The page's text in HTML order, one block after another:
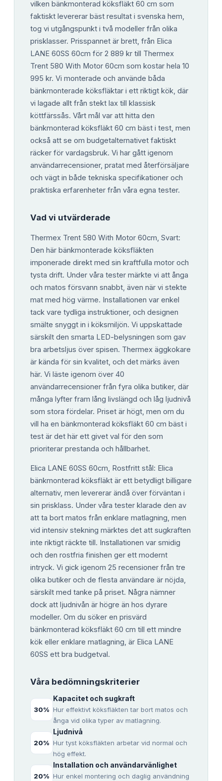
vilken bänkmonterad köksfläkt 60 cm som
faktiskt levererar bäst resultat i svenska hem,
tog vi utgångspunkt i två modeller från olika
prisklasser. Prisspannet är brett, från Elica
LANE 60SS 60cm för 2 889 kr till Thermex
Trent 580 With Motor 60cm som kostar hela 10
995 kr. Vi monterade och använde båda
bänkmonterade köksfläktar i ett riktigt kök, där
vi lagade allt från stekt lax till klassisk
köttfärssås. Vårt mål var att hitta den
bänkmonterad köksfläkt 60 cm bäst i test, men
också att se om budgetalternativet faktiskt
räcker för vardagsbruk. Vi har gått igenom
användarrecensioner, pratat med återförsäljare
och vägt in både tekniska specifikationer och
praktiska erfarenheter från våra egna tester.
Vad vi utvärderade
Thermex Trent 580 With Motor 60cm, Svart:
Den här bänkmonterade köksfläkten
imponerade direkt med sin kraftfulla motor och
tysta drift. Under våra tester märkte vi att ånga
och matos försvann snabbt, även när vi stekte
mat med hög värme. Installationen var enkel
tack vare tydliga instruktioner, och designen
smälte snyggt in i köksmiljön. Vi uppskattade
särskilt den smarta LED-belysningen som gav
bra arbetsljus över spisen. Thermex äggkokare
är kända för sin kvalitet, och det märks även
här. Vi läste igenom över 40
användarrecensioner från fyra olika butiker, där
många lyfter fram lång livslängd och låg ljudnivå
som stora fördelar. Priset är högt, men om du
vill ha en bänkmonterad köksfläkt 60 cm bäst i
test är det här ett givet val för den som
prioriterar prestanda och hållbarhet.
Elica LANE 60SS 60cm, Rostfritt stål: Elica
bänkmonterad köksfläkt är ett betydligt billigare
alternativ, men levererar ändå över förväntan i
sin prisklass. Under våra tester klarade den av
att ta bort matos från enklare matlagning, men
vid intensiv stekning märktes det att sugkraften
inte riktigt räckte till. Installationen var smidig
och den rostfria finishen ger ett modernt
intryck. Vi gick igenom 25 recensioner från tre
olika butiker och de flesta användare är nöjda,
särskilt med tanke på priset. Några nämner
dock att ljudnivån är högre än hos dyrare
modeller. Om du söker en prisvärd
bänkmonterad köksfläkt 60 cm till ett mindre
kök eller enklare matlagning, är Elica LANE
60SS ett bra budgetval.
Våra bedömningskriterier
30%
Kapacitet och sugkraft
Hur effektivt köksfläkten tar bort matos och
ånga vid olika typer av matlagning.
20%
Ljudnivå
Hur tyst köksfläkten arbetar vid normal och
hög effekt.
20%
Installation och användarvänlighet
Hur enkel montering och daglig användning